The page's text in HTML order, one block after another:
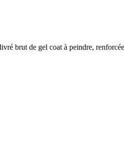
brut de gel coat à peindre,